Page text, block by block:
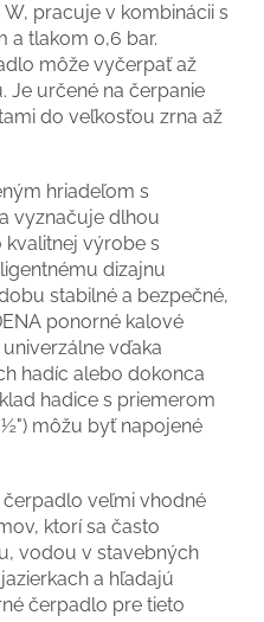
pracuje v kombinácii s
a tlakom 0,6 bar.
môže vyčerpať až
Je určené na čerpanie
do veľkosťou zrna až
hriadeľom s
vyznačuje dlhou
kvalitnej výrobe s
dizajnu
stabilné a bezpečné,
ponorné kalové
vďaka
hadíc alebo dokonca
hadice s priemerom
½") môžu byť napojené
veľmi vhodné
ktorí sa často
vodou v stavebných
a hľadajú
čerpadlo pre tieto